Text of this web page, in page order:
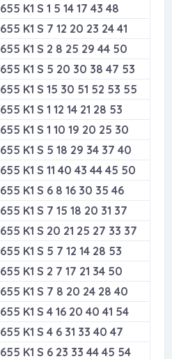
655 K1 S 1 5 14 17 43 48
655 K1 S 7 12 20 23 24 41
655 K1 S 2 8 25 29 44 50
655 K1 S 5 20 30 38 47 53
655 K1 S 15 30 51 52 53 55
655 K1 S 1 12 14 21 28 53
655 K1 S 1 10 19 20 25 30
655 K1 S 5 18 29 34 37 40
655 K1 S 11 40 43 44 45 50
655 K1 S 6 8 16 30 35 46
655 K1 S 7 15 18 20 31 37
655 K1 S 20 21 25 27 33 37
655 K1 S 5 7 12 14 28 53
655 K1 S 2 7 17 21 34 50
655 K1 S 7 8 20 24 28 40
655 K1 S 4 16 20 40 41 54
655 K1 S 4 6 31 33 40 47
655 K1 S 6 23 33 44 45 54